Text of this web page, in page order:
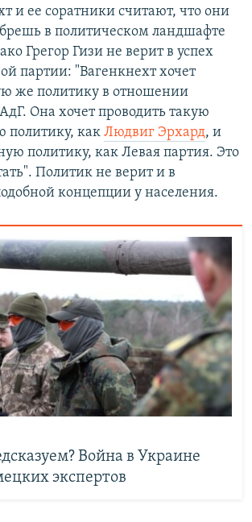
и ее соратники считают, что они
в политическом ландшафте
Грегор Гизи не верит в успех
партии: "Вагенкнехт хочет
же политику в отношении
Она хочет проводить такую
политику, как Людвиг Эрхард, и
политику, как Левая партия. Это
Политик не верит и в
концепции у населения.
Война в Украине
экспертов